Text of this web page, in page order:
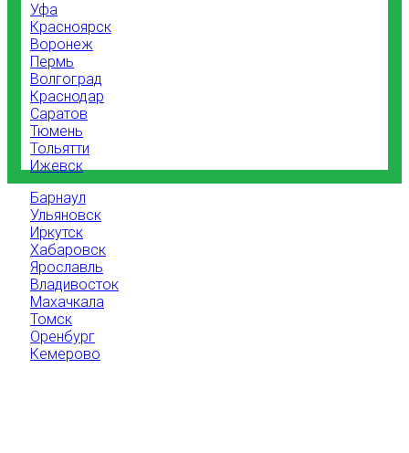
Уфа
Красноярск
Воронеж
Пермь
Волгоград
Краснодар
Саратов
Тюмень
Тольятти
Ижевск
Барнаул
Ульяновск
Иркутск
Хабаровск
Ярославль
Владивосток
Махачкала
Томск
Оренбург
Кемерово